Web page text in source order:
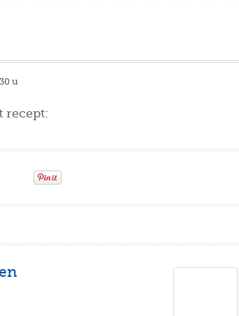
u
recept: